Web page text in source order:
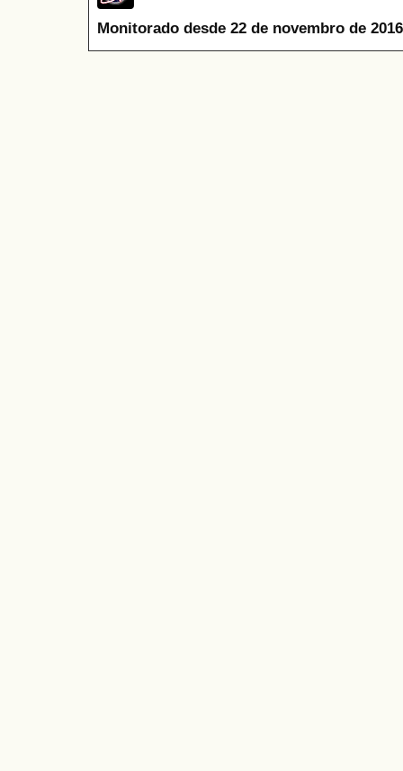
Monitorado desde 22 de novembro de